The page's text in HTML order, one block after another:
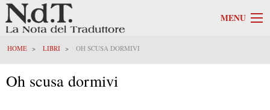
MENU
HOME LIBRI OH SCUSA DORMIVI
Oh scusa dormivi